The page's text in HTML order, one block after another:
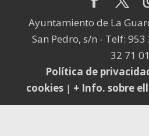
Ayuntamiento de La
San Pedro, s/n - Telf: 953
32 71 01
Política de
cookies| + Info. sobre